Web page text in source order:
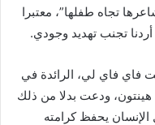
تجاه طفلها”، معتبرا
أردنا تجنب تهديد وجودي.
فاي فاي لي، الرائدة في
هينتون، ودعت بدلا من ذلك
يحفظ كرامته